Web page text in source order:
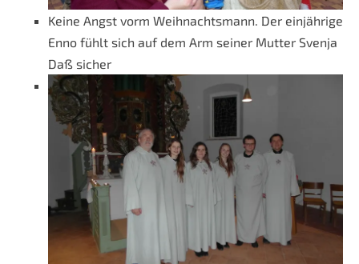
Keine Angst vorm Weihnachtsmann. Der einjährige
Enno fühlt sich auf dem Arm seiner Mutter Svenja
Daß sicher